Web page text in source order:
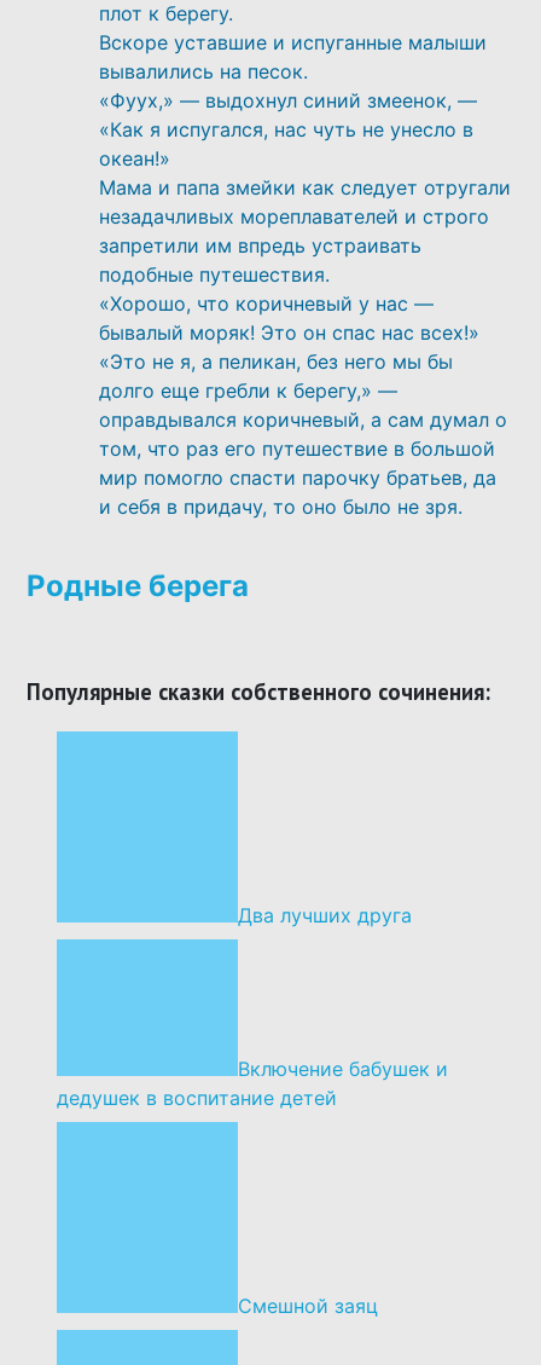
плот к берегу.
Вскоре уставшие и испуганные малыши
вывалились на песок.
«Фуух,» — выдохнул синий змеенок, —
«Как я испугался, нас чуть не унесло в
океан!»
Мама и папа змейки как следует отругали
незадачливых мореплавателей и строго
запретили им впредь устраивать
подобные путешествия.
«Хорошо, что коричневый у нас —
бывалый моряк! Это он спас нас всех!»
«Это не я, а пеликан, без него мы бы
долго еще гребли к берегу,» —
оправдывался коричневый, а сам думал о
том, что раз его путешествие в большой
мир помогло спасти парочку братьев, да
и себя в придачу, то оно было не зря.
Родные берега
Популярные сказки собственного сочинения:
Два лучших друга
Включение бабушек и
дедушек в воспитание детей
Смешной заяц